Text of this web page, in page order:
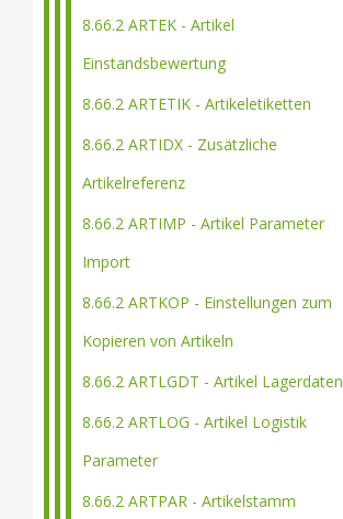
8.66.2 ARTEK - Artikel
Einstandsbewertung
8.66.2 ARTETIK - Artikeletiketten
8.66.2 ARTIDX - Zusätzliche
Artikelreferenz
8.66.2 ARTIMP - Artikel Parameter
Import
8.66.2 ARTKOP - Einstellungen zum
Kopieren von Artikeln
8.66.2 ARTLGDT - Artikel Lagerdaten
8.66.2 ARTLOG - Artikel Logistik
Parameter
8.66.2 ARTPAR - Artikelstamm